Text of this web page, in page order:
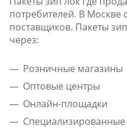
потребителей. В Москве
поставщиков. Пакеты
через:
Розничные магазины
Оптовые центры
Онлайн-площадки